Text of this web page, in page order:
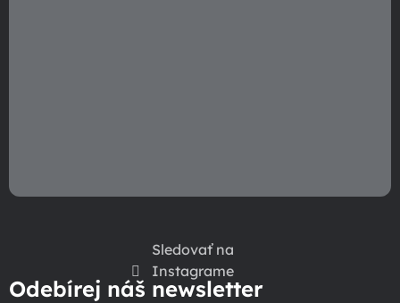
Sledovať na
Instagrame
Odebírej náš newsletter